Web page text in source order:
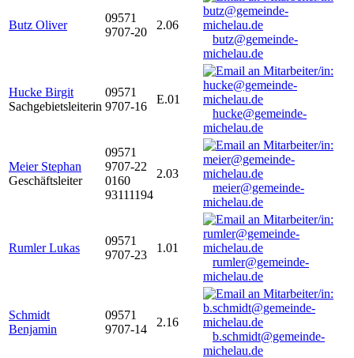
Butz Oliver
09571
9707-20
2.06
butz@gemeinde-
michelau.de
Hucke Birgit
Sachgebietsleiterin
09571
9707-16
E.01
hucke@gemeinde-
michelau.de
Meier Stephan
Geschäftsleiter
09571
9707-22
0160
93111194
2.03
meier@gemeinde-
michelau.de
Rumler Lukas
09571
9707-23
1.01
rumler@gemeinde-
michelau.de
Schmidt
Benjamin
09571
9707-14
2.16
b.schmidt@gemeinde-
michelau.de